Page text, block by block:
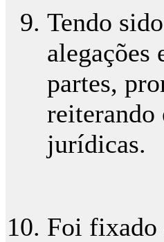
Tendo
alegações
partes,
reiterando
jurídicas.
Foi fixado